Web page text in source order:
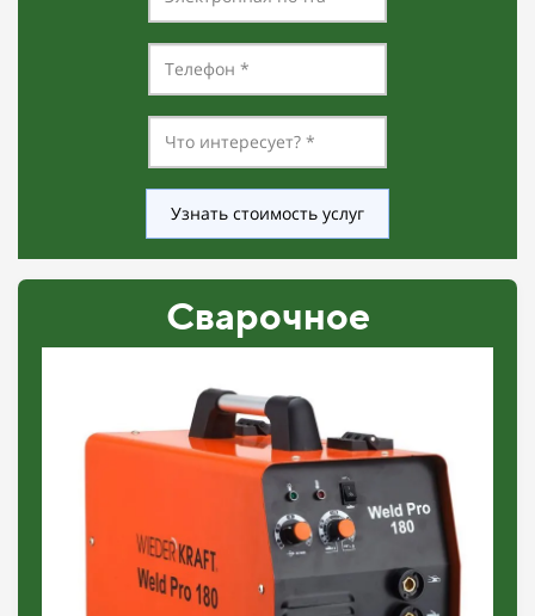
Узнать стоимость услуг
Сварочное